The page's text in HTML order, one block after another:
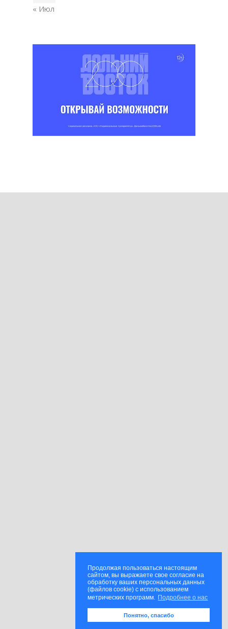
Продолжая пользоваться настоящим
сайтом, вы выражаете свое согласие на
обработку ваших персональных данных
(файлов cookie) с использованием
метрических программ. Подробнее о нас
Понятно, спасибо
« Июл